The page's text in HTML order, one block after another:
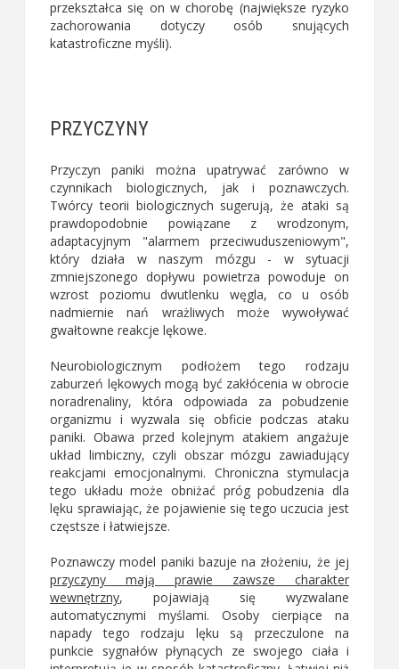
przekształca się on w chorobę (największe ryzyko
zachorowania dotyczy osób snujących
katastroficzne myśli).
PRZYCZYNY
Przyczyn paniki można upatrywać zarówno w
czynnikach biologicznych, jak i poznawczych.
Twórcy teorii biologicznych sugerują, że ataki są
prawdopodobnie powiązane z wrodzonym,
adaptacyjnym "alarmem przeciwuduszeniowym",
który działa w naszym mózgu - w sytuacji
zmniejszonego dopływu powietrza powoduje on
wzrost poziomu dwutlenku węgla, co u osób
nadmiernie nań wrażliwych może wywoływać
gwałtowne reakcje lękowe.
Neurobiologicznym podłożem tego rodzaju
zaburzeń lękowych mogą być zakłócenia w obrocie
noradrenaliny, która odpowiada za pobudzenie
organizmu i wyzwala się obficie podczas ataku
paniki. Obawa przed kolejnym atakiem angażuje
układ limbiczny, czyli obszar mózgu zawiadujący
reakcjami emocjonalnymi. Chroniczna stymulacja
tego układu może obniżać próg pobudzenia dla
lęku sprawiając, że pojawienie się tego uczucia jest
częstsze i łatwiejsze.
Poznawczy model paniki bazuje na złożeniu, że jej
przyczyny mają prawie zawsze charakter
wewnętrzny, pojawiają się wyzwalane
automatycznymi myślami. Osoby cierpiące na
napady tego rodzaju lęku są przeczulone na
punkcie sygnałów płynących ze swojego ciała i